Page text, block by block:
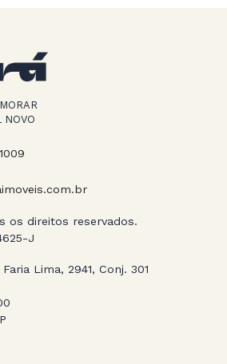
NOVO
os direitos reservados.
J
Lima, 2941, Conj. 301